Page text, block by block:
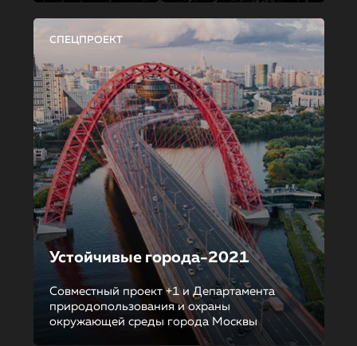
СПЕЦПРОЕКТ
Устойчивые города-2021
Совместный проект +1 и Департамента
природопользования и охраны
окружающей среды города Москвы